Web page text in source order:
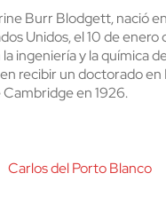
Burr Blodgett, nació
Unidos, el 10 de enero
ingeniería y la química
recibir un doctorado en
en 1926.
Carlos del Porto Blanco